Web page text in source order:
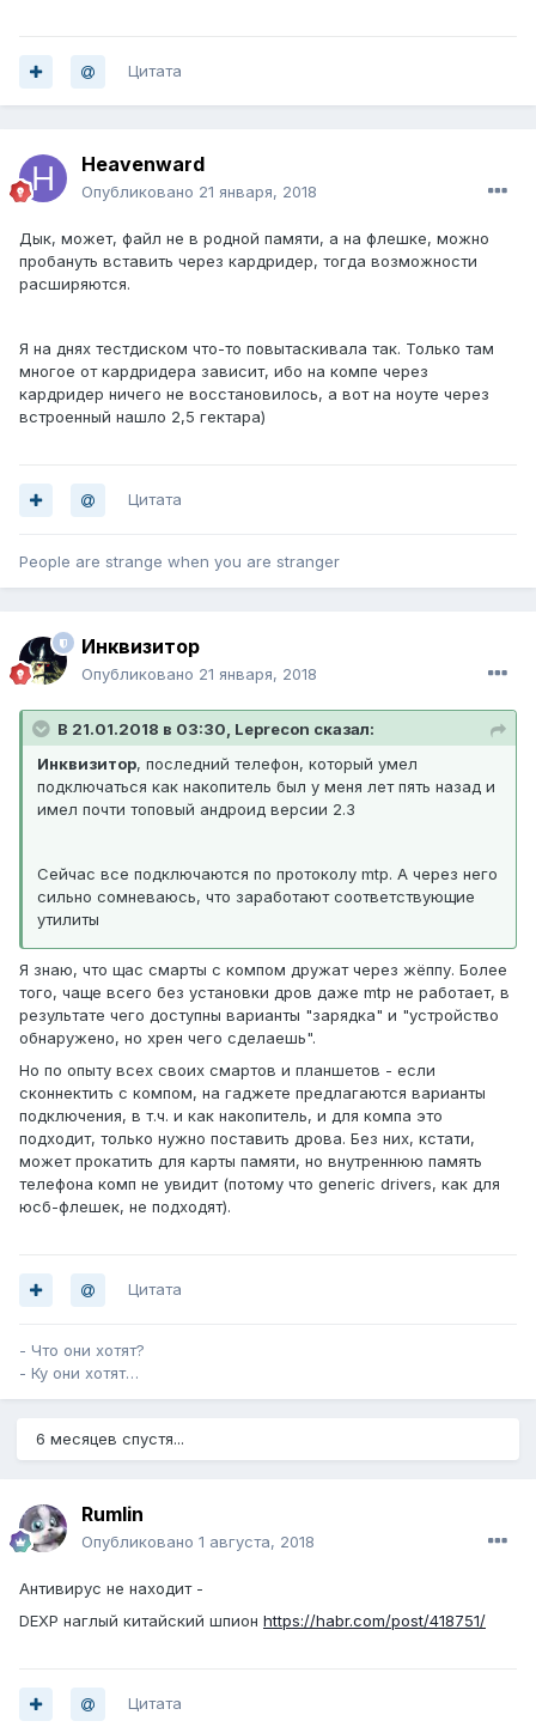
Цитата
Heavenward
Опубликовано 21 января, 2018
Дык, может, файл не в родной памяти, а на флешке, можно
пробануть вставить через кардридер, тогда возможности
расширяются.
Я на днях тестдиском что-то повытаскивала так. Только там
многое от кардридера зависит, ибо на компе через
кардридер ничего не восстановилось, а вот на ноуте через
встроенный нашло 2,5 гектара)
Цитата
People are strange when you are stranger
Инквизитор
Опубликовано 21 января, 2018
В 21.01.2018 в 03:30, Leprecon сказал:
Инквизитор, последний телефон, который умел
подключаться как накопитель был у меня лет пять назад и
имел почти топовый андроид версии 2.3
Сейчас все подключаются по протоколу mtp. А через него
сильно сомневаюсь, что заработают соответствующие
утилиты
Я знаю, что щас смарты с компом дружат через жёппу. Более
того, чаще всего без установки дров даже mtp не работает, в
результате чего доступны варианты "зарядка" и "устройство
обнаружено, но хрен чего сделаешь".
Но по опыту всех своих смартов и планшетов - если
сконнектить с компом, на гаджете предлагаются варианты
подключения, в т.ч. и как накопитель, и для компа это
подходит, только нужно поставить дрова. Без них, кстати,
может прокатить для карты памяти, но внутреннюю память
телефона комп не увидит (потому что generic drivers, как для
юсб-флешек, не подходят).
Цитата
- Что они хотят?
- Ку они хотят…
6 месяцев спустя...
Rumlin
Опубликовано 1 августа, 2018
Антивирус не находит -
DEXP наглый китайский шпион https://habr.com/post/418751/
Цитата